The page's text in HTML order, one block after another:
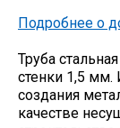
Подробнее о
Труба
стенки 1,5 мм.
создания
качестве